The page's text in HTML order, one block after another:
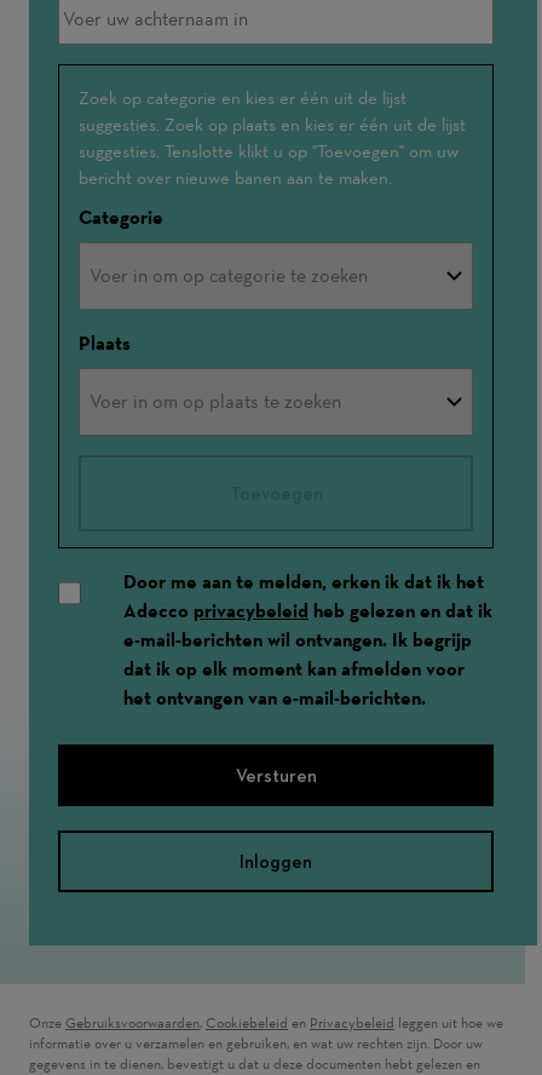
Geïnteresseerd
in
Zoek op categorie en kies er één uit de lijst
suggesties. Zoek op plaats en kies er één uit de lijst
suggesties. Tenslotte klikt u op "Toevoegen" om uw
bericht over nieuwe banen aan te maken.
Categorie
Plaats
Door me aan te melden, erken ik dat ik het
Adecco privacybeleid heb gelezen en dat ik
e-mail-berichten wil ontvangen. Ik begrijp
dat ik op elk moment kan afmelden voor
het ontvangen van e-mail-berichten.
Versturen
Inloggen
Onze Gebruiksvoorwaarden(wordt in een nieuw venster geopend)
, Cookiebeleid (wordt in een nieuw venster geopend)
en Privacybeleid (wordt in een nieuw
leggen uit hoe we
informatie over u verzamelen en gebruiken, en wat uw rechten zijn. Door uw
gegevens in te dienen, bevestigt u dat u deze documenten hebt gelezen en